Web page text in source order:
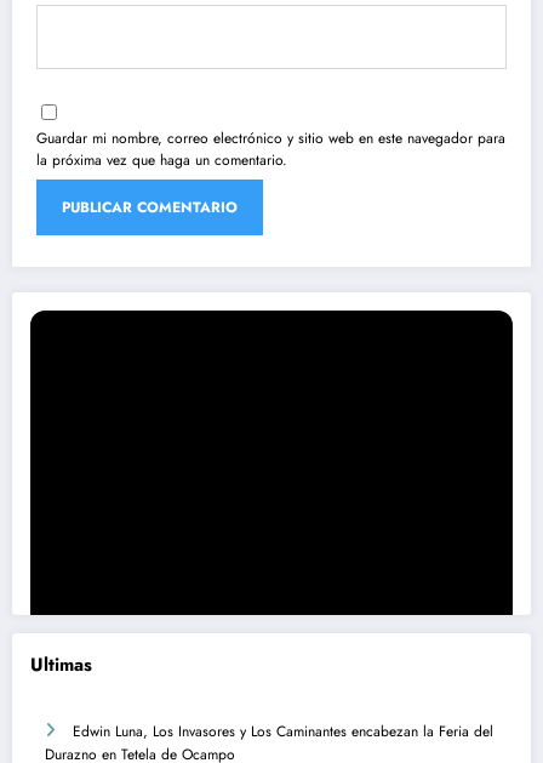
Guardar mi nombre, correo electrónico y sitio web en este navegador para
la próxima vez que haga un comentario.
Ultimas
Edwin Luna, Los Invasores y Los Caminantes encabezan la Feria del
Durazno en Tetela de Ocampo